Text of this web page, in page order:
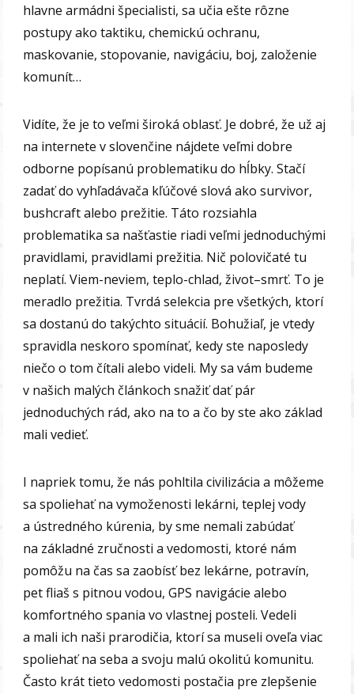
hlavne armádni špecialisti, sa učia ešte rôzne
postupy ako taktiku, chemickú ochranu,
maskovanie, stopovanie, navigáciu, boj, založenie
komunít…
Vidíte, že je to veľmi široká oblasť. Je dobré, že už aj
na internete v slovenčine nájdete veľmi dobre
odborne popísanú problematiku do hĺbky. Stačí
zadať do vyhľadávača kľúčové slová ako survivor,
bushcraft alebo prežitie. Táto rozsiahla
problematika sa našťastie riadi veľmi jednoduchými
pravidlami, pravidlami prežitia. Nič polovičaté tu
neplatí. Viem-neviem, teplo-chlad, život–smrť. To je
meradlo prežitia. Tvrdá selekcia pre všetkých, ktorí
sa dostanú do takýchto situácií. Bohužiaľ, je vtedy
spravidla neskoro spomínať, kedy ste naposledy
niečo o tom čítali alebo videli. My sa vám budeme
v našich malých článkoch snažiť dať pár
jednoduchých rád, ako na to a čo by ste ako základ
mali vedieť.
I napriek tomu, že nás pohltila civilizácia a môžeme
sa spoliehať na vymoženosti lekárni, teplej vody
a ústredného kúrenia, by sme nemali zabúdať
na základné zručnosti a vedomosti, ktoré nám
pomôžu na čas sa zaobísť bez lekárne, potravín,
pet fliaš s pitnou vodou, GPS navigácie alebo
komfortného spania vo vlastnej posteli. Vedeli
a mali ich naši prarodičia, ktorí sa museli oveľa viac
spoliehať na seba a svoju malú okolitú komunitu.
Často krát tieto vedomosti postačia pre zlepšenie